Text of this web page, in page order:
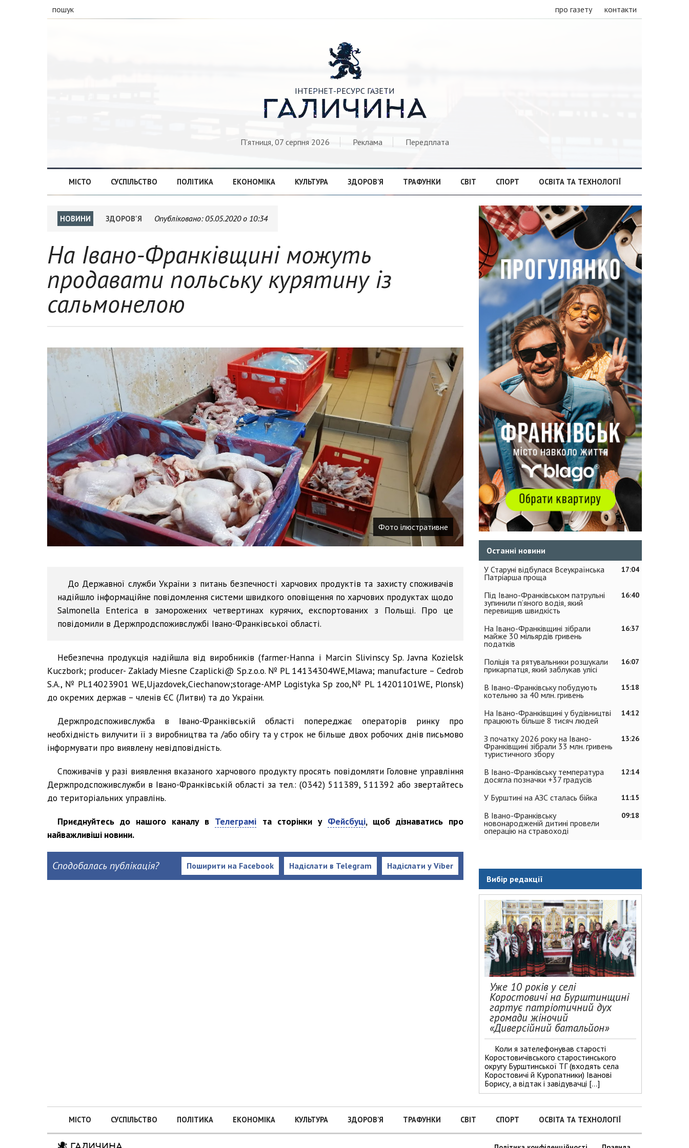
пошук про газету контакти

ІНТЕРНЕТ-РЕСУРС ГАЗЕТИ
ГАЛИЧИНА
П'ятниця, 07 серпня 2026 Реклама Передплата
МІСТО СУСПІЛЬСТВО ПОЛІТИКА ЕКОНОМІКА КУЛЬТУРА ЗДОРОВ’Я ТРАФУНКИ СВІТ СПОРТ ОСВІТА ТА ТЕХНОЛОГІЇ
НОВИНИ ЗДОРОВ'Я Опубліковано: 05.05.2020 о 10:34
На Івано-Франківщині можуть
продавати польську курятину із
сальмонелою
Фото ілюстративне
До Державної служби України з питань безпечності харчових продуктів та захисту споживачів
надійшло інформаційне повідомлення системи швидкого оповіщення по харчових продуктах щодо
Salmonella Enterica в заморожених четвертинах курячих, експортованих з Польщі. Про це
повідомили в Держпродспоживслужбі Івано-Франківської області.
Небезпечна продукція надійшла від виробників (farmer-Hanna i Marcin Slivinscy Sp. Javna Kozielsk
Kuczbork; producer- Zaklady Miesne Czaplicki@ Sp.z.o.o. № PL 14134304WE,Mlawa; manufacture – Cedrob
S.A., № PL14023901 WE,Ujazdovek,Ciechanow;storage-AMP Logistyka Sp zoo,№ PL 14201101WE, Plonsk)
до окремих держав – членів ЄС (Литви) та до України.
Держпродспоживслужба в Івано-Франківській області попереджає операторів ринку про
необхідність вилучити її з виробництва та /або обігу та у строк не більше двох робочих днів письмово
інформувати про виявлену невідповідність.
Споживачів у разі виявлення вказаного харчового продукту просять повідомляти Головне управління
Держпродспоживслужби в Івано-Франківській області за тел.: (0342) 511389, 511392 або звертайтесь
до територіальних управлінь.
Приєднуйтесь до нашого каналу в Телеграмі та сторінки у Фейсбуці, щоб дізнаватись про
найважливіші новини.
Сподобалась публікація? Надіслати у Viber
Надіслати в Telegram
Поширити на Facebook
Останні новини
17:04
У Старуні відбулася Всеукраїнська
Патріарша проща
16:40
Під Івано-Франківськом патрульні
зупинили п’яного водія, який
перевищив швидкість
16:37
На Івано-Франківщині зібрали
майже 30 мільярдів гривень
податків
16:07
Поліція та рятувальники розшукали
прикарпатця, який заблукав улісі
15:18
В Івано-Франківську побудують
котельню за 40 млн. гривень
14:12
На Івано-Франківщині у будівництві
працюють більше 8 тисяч людей
13:26
З початку 2026 року на Івано-
Франківщині зібрали 33 млн. гривень
туристичного збору
12:14
В Івано-Франківську температура
досягла позначки +37 градусів
11:15
У Бурштині на АЗС сталась бійка
09:18
В Івано-Франківську
новонародженій дитині провели
операцію на стравоході
Вибір редакції
Уже 10 років у селі
Коростовичі на Бурштинщині
гартує патріотичний дух
громади жіночий
«Диверсійний батальйон»
Коли я зателефонував старості
Коростовичівського старостинського
округу Бурштинської ТГ (входять села
Коростовичі й Куропатники) Іванові
Борису, а відтак і завідувачці […]
МІСТО СУСПІЛЬСТВО ПОЛІТИКА ЕКОНОМІКА КУЛЬТУРА ЗДОРОВ’Я ТРАФУНКИ СВІТ СПОРТ ОСВІТА ТА ТЕХНОЛОГІЇ